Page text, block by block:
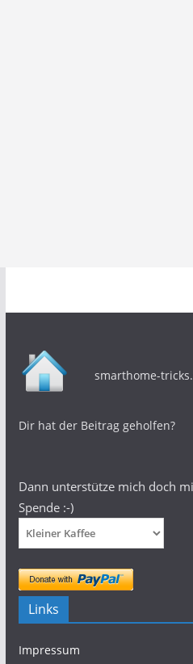
smarthome-
Dir hat der Beitrag geholfen?
Dann unterstütze mich doch
Spende :-)
Links
Impressum